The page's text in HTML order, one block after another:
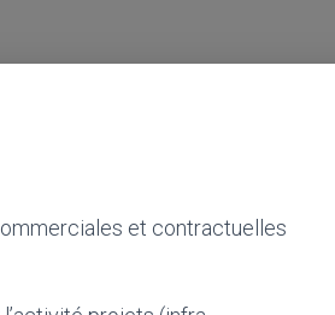
et contractuelles